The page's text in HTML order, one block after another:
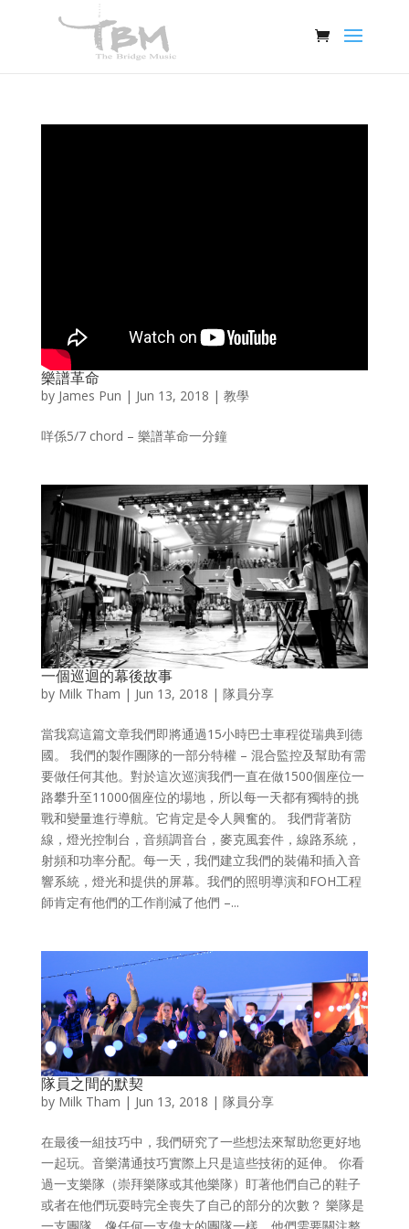
樂譜革命
by James Pun | Jun 13, 2018 | 教學
咩係5/7 chord – 樂譜革命一分鐘
一個巡迴的幕後故事
by Milk Tham | Jun 13, 2018 | 隊員分享
當我寫這篇文章我們即將通過15小時巴士車程從瑞典到德
國。 我們的製作團隊的一部分特權 – 混合監控及幫助有需
要做任何其他。對於這次巡演我們一直在做1500個座位一
路攀升至11000個座位的場地，所以每一天都有獨特的挑
戰和變量進行導航。它肯定是令人興奮的。 我們背著防
線，燈光控制台，音頻調音台，麥克風套件，線路系統，
射頻和功率分配。每一天，我們建立我們的裝備和插入音
響系統，燈光和提供的屏幕。我們的照明導演和FOH工程
師肯定有他們的工作削減了他們 –...
隊員之間的默契
by Milk Tham | Jun 13, 2018 | 隊員分享
在最後一組技巧中，我們研究了一些想法來幫助您更好地
一起玩。音樂溝通技巧實際上只是這些技術的延伸。 你看
過一支樂隊（崇拜樂隊或其他樂隊）盯著他們自己的鞋子
或者在他們玩耍時完全喪失了自己的部分的次數？ 樂隊是